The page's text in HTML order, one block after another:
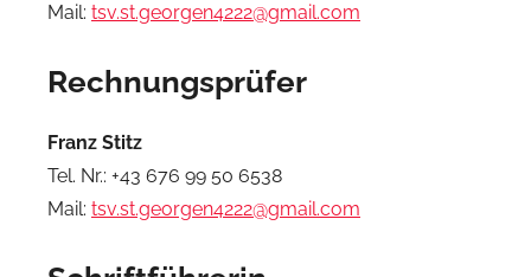
Mail: tsv.st.georgen4222@gmail.com
Rechnungsprüfer
Franz Stitz
Tel. Nr.: +43 676 99 50 6538
Mail: tsv.st.georgen4222@gmail.com